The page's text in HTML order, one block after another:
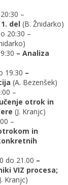
–
del (B. Žnidarko)
20:30 –
– Analiza
19.30 –
(A. Bezenšek)
–
otrok in
(J. Kranjc)
–
in
do 21.00 –
VIZ procesa;
Kranjc)